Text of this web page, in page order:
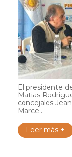
El presidente
Matias
concejales
Marce...
Leer más +